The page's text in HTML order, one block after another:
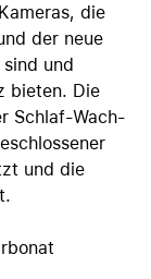
die
der neue
und
bieten. Die
Schlaf-Wach-
und die